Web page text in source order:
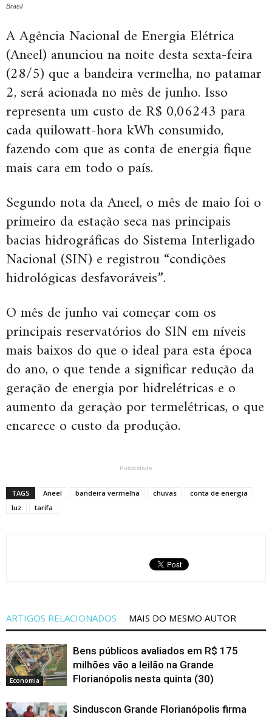
Brasil
A Agência Nacional de Energia Elétrica
(Aneel) anunciou na noite desta sexta-feira
(28/5) que a bandeira vermelha, no patamar
2, será acionada no mês de junho. Isso
representa um custo de R$ 0,06243 para
cada quilowatt-hora kWh consumido,
fazendo com que as conta de energia fique
mais cara em todo o país.
Segundo nota da Aneel, o mês de maio foi o
primeiro da estação seca nas principais
bacias hidrográficas do Sistema Interligado
Nacional (SIN) e registrou “condições
hidrológicas desfavoráveis”.
O mês de junho vai começar com os
principais reservatórios do SIN em níveis
mais baixos do que o ideal para esta época
do ano, o que tende a significar redução da
geração de energia por hidrelétricas e o
aumento da geração por termelétricas, o que
encarece o custo da produção.
Publicidade
TAGS Aneel bandeira vermelha chuvas
conta de energia
luz
tarifa
ARTIGOS RELACIONADOS MAIS DO MESMO AUTOR
Economia
Bens públicos avaliados em R$ 175
milhões vão a leilão na Grande
Florianópolis nesta quinta (30)
Sinduscon Grande Florianópolis firma